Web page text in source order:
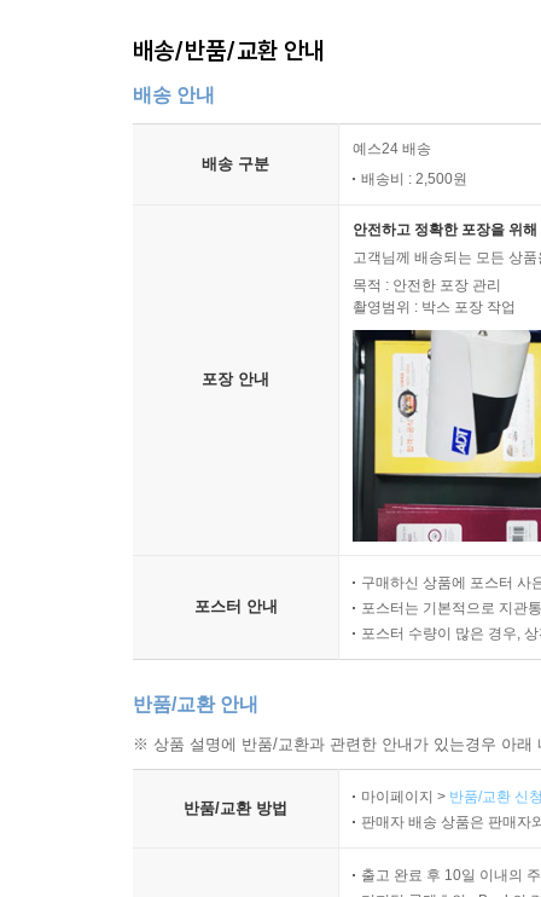
배송/반품/교환 안내
배송 안내
배송 구분
예스24 배송
배송비 : 2,500원
포장 안내
안전하고 정확한 포장을 위
고객님께 배송되는 모든 상
목적 : 안전한 포장 관리
촬영범위 : 박스 포장 작업
포스터 안내
구매하신 상품에 포스터 사
포스터는 기본적으로 지관
포스터 수량이 많은 경우,
반품/교환 안내
※ 상품 설명에 반품/교환과 관련한 안내가 있는경우 아
반품/교환 방법
마이페이지 > 반품/교환 신
판매자 배송 상품은 판매자
출고 완료 후 10일 이내의